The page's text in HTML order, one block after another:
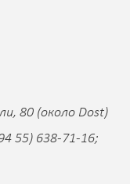
80 (около Dost)
55) 638-71-16;